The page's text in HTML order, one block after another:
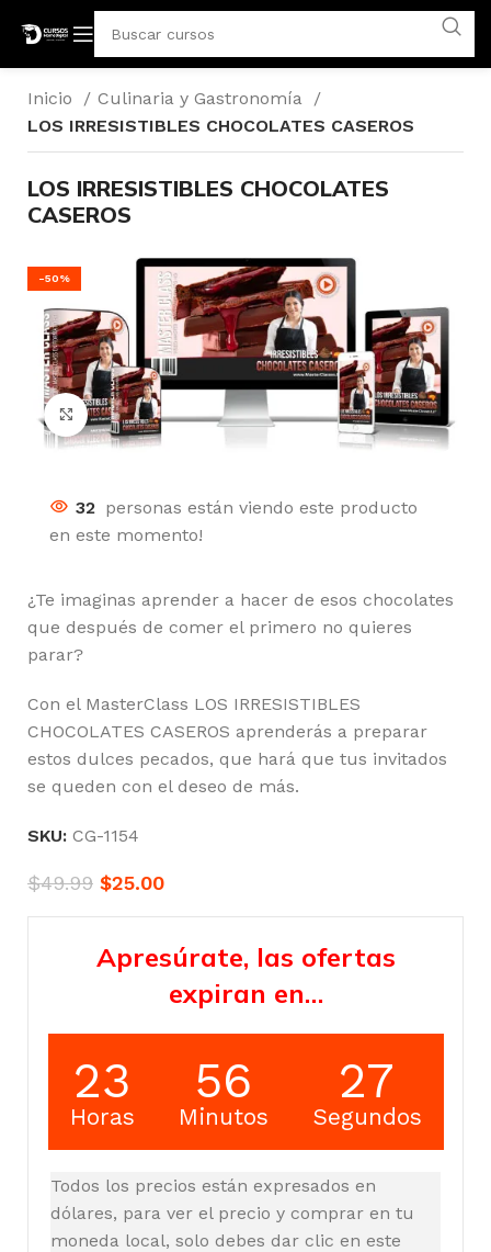
Inicio
Culinaria y Gastronomía
LOS IRRESISTIBLES CHOCOLATES CASEROS
LOS IRRESISTIBLES CHOCOLATES
CASEROS
-50%
Click para agrandar
32 personas están viendo este producto
en este momento!
¿Te imaginas aprender a hacer de esos chocolates
que después de comer el primero no quieres
parar?
Con el MasterClass LOS IRRESISTIBLES
CHOCOLATES CASEROS aprenderás a preparar
estos dulces pecados, que hará que tus invitados
se queden con el deseo de más.
SKU: CG-1154
$49.99 $25.00
Apresúrate, las ofertas
expiran en…
23
Horas
56
Minutos
27
Segundos
Todos los precios están expresados en
dólares, para ver el precio y comprar en tu
moneda local, solo debes dar clic en este